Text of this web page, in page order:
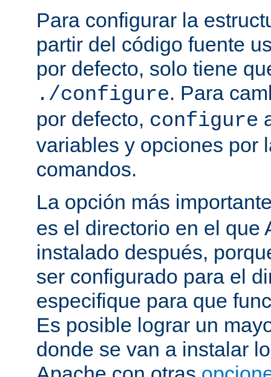
Para configurar la
partir del código fuente
por defecto, solo tiene
./configure. Para
por defecto, configure
variables y opciones por
comandos.
La opción más
es el directorio en el que
instalado después,
ser configurado para el
especifique para que
Es posible lograr un
donde se van a instalar